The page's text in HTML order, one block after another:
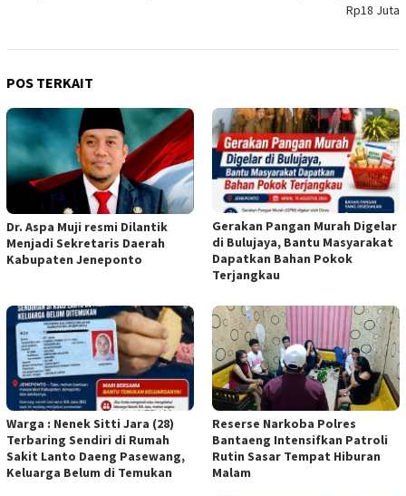
Rp18 Juta
POS TERKAIT
Dr. Aspa Muji resmi Dilantik
Menjadi Sekretaris Daerah
Kabupaten Jeneponto
Gerakan Pangan Murah Digelar
di Bulujaya, Bantu Masyarakat
Dapatkan Bahan Pokok
Terjangkau
Warga : Nenek Sitti Jara (28)
Terbaring Sendiri di Rumah
Sakit Lanto Daeng Pasewang,
Keluarga Belum di Temukan
Reserse Narkoba Polres
Bantaeng Intensifkan Patroli
Rutin Sasar Tempat Hiburan
Malam